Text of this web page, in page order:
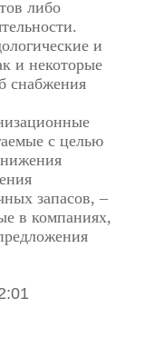
либо
и
и некоторые
снабжения
с целью
запасов, ‒
в компаниях,